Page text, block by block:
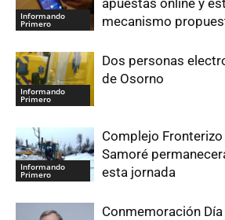
Informando
Primero
apuestas online y
mecanismo
Informando
Primero
Dos personas
de Osorno
Informando
Primero
Complejo
Samoré
esta jornada
Conmemoración